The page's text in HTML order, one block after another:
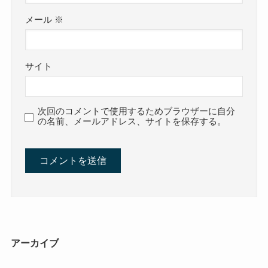
メール ※
サイト
次回のコメントで使用するためブラウザーに自分
の名前、メールアドレス、サイトを保存する。
アーカイブ